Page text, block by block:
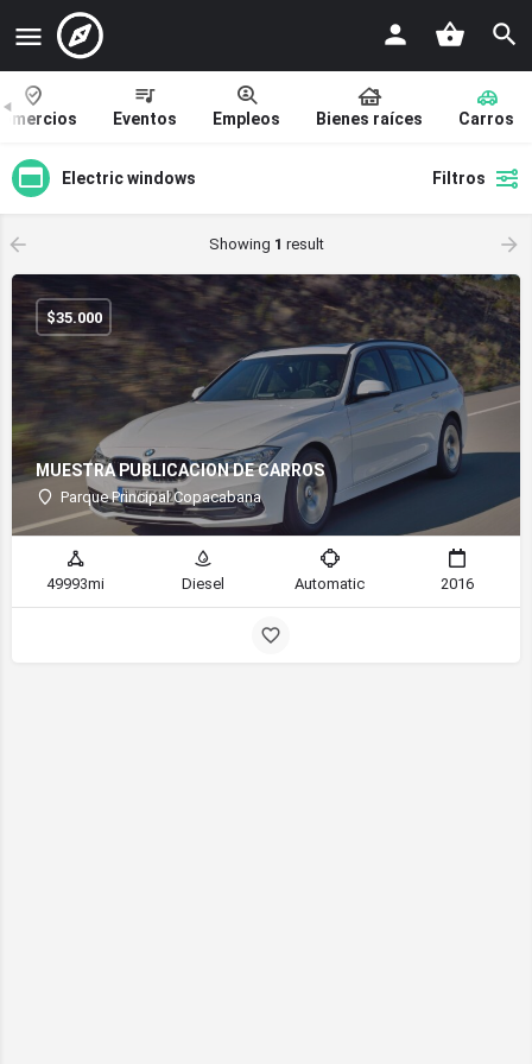
Eventos Empleos Bienes raíces Carros
Electric windows Filtros
Showing 1 result
MUESTRA PUBLICACION DE CARROS
Parque Principal Copacabana
$35.000
49993mi Diesel Automatic 2016